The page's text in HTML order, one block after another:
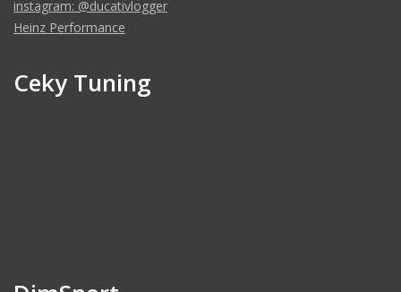
instagram: @ducativlogger
Heinz Performance
Ceky Tuning